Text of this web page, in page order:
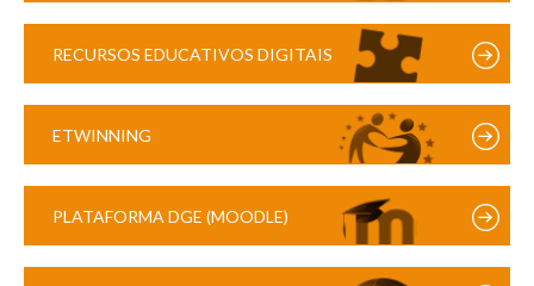
RECURSOS EDUCATIVOS DIGITAIS
ETWINNING
PLATAFORMA DGE (MOODLE)